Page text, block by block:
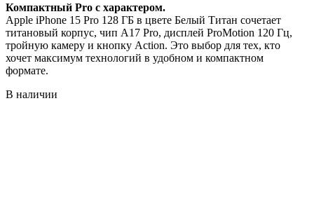
Компактный Pro с характером.
Apple iPhone 15 Pro 128 ГБ в цвете Белый Титан сочетает
титановый корпус, чип A17 Pro, дисплей ProMotion 120 Гц,
тройную камеру и кнопку Action. Это выбор для тех, кто
хочет максимум технологий в удобном и компактном
формате.
В наличии